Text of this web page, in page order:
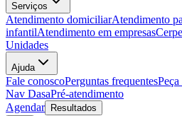
Serviços
Atendimento domiciliarAtendimento
infantilAtendimento em empresas
Unidades
Ajuda
Fale conoscoPerguntas frequentes
Nav DasaPré-atendimento
Agendar
Resultados